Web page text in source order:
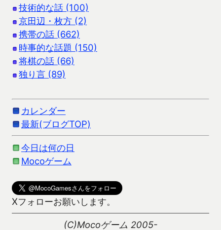
技術的な話 (100)
京田辺・枚方 (2)
携帯の話 (662)
時事的な話題 (150)
将棋の話 (66)
独り言 (89)
カレンダー
最新(ブログTOP)
今日は何の日
Mocoゲーム
Xフォローお願いします。
(C)Mocoゲーム 2005-